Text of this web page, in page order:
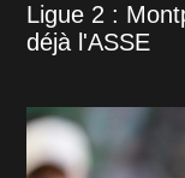
Ligue 2 :
déjà l'ASSE